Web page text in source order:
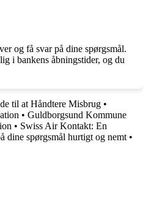
og få svar på dine spørgsmål.
i bankens åbningstider, og du
til at Håndtere Misbrug •
• Guldborgsund Kommune
• Swiss Air Kontakt: En
dine spørgsmål hurtigt og nemt •